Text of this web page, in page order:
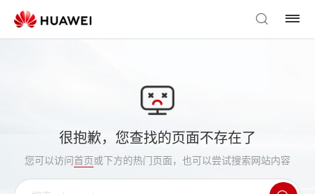
很抱歉，您查找的页面不存在了
您可以访问首页或下方的热门页面，也可以尝试搜索网站内容